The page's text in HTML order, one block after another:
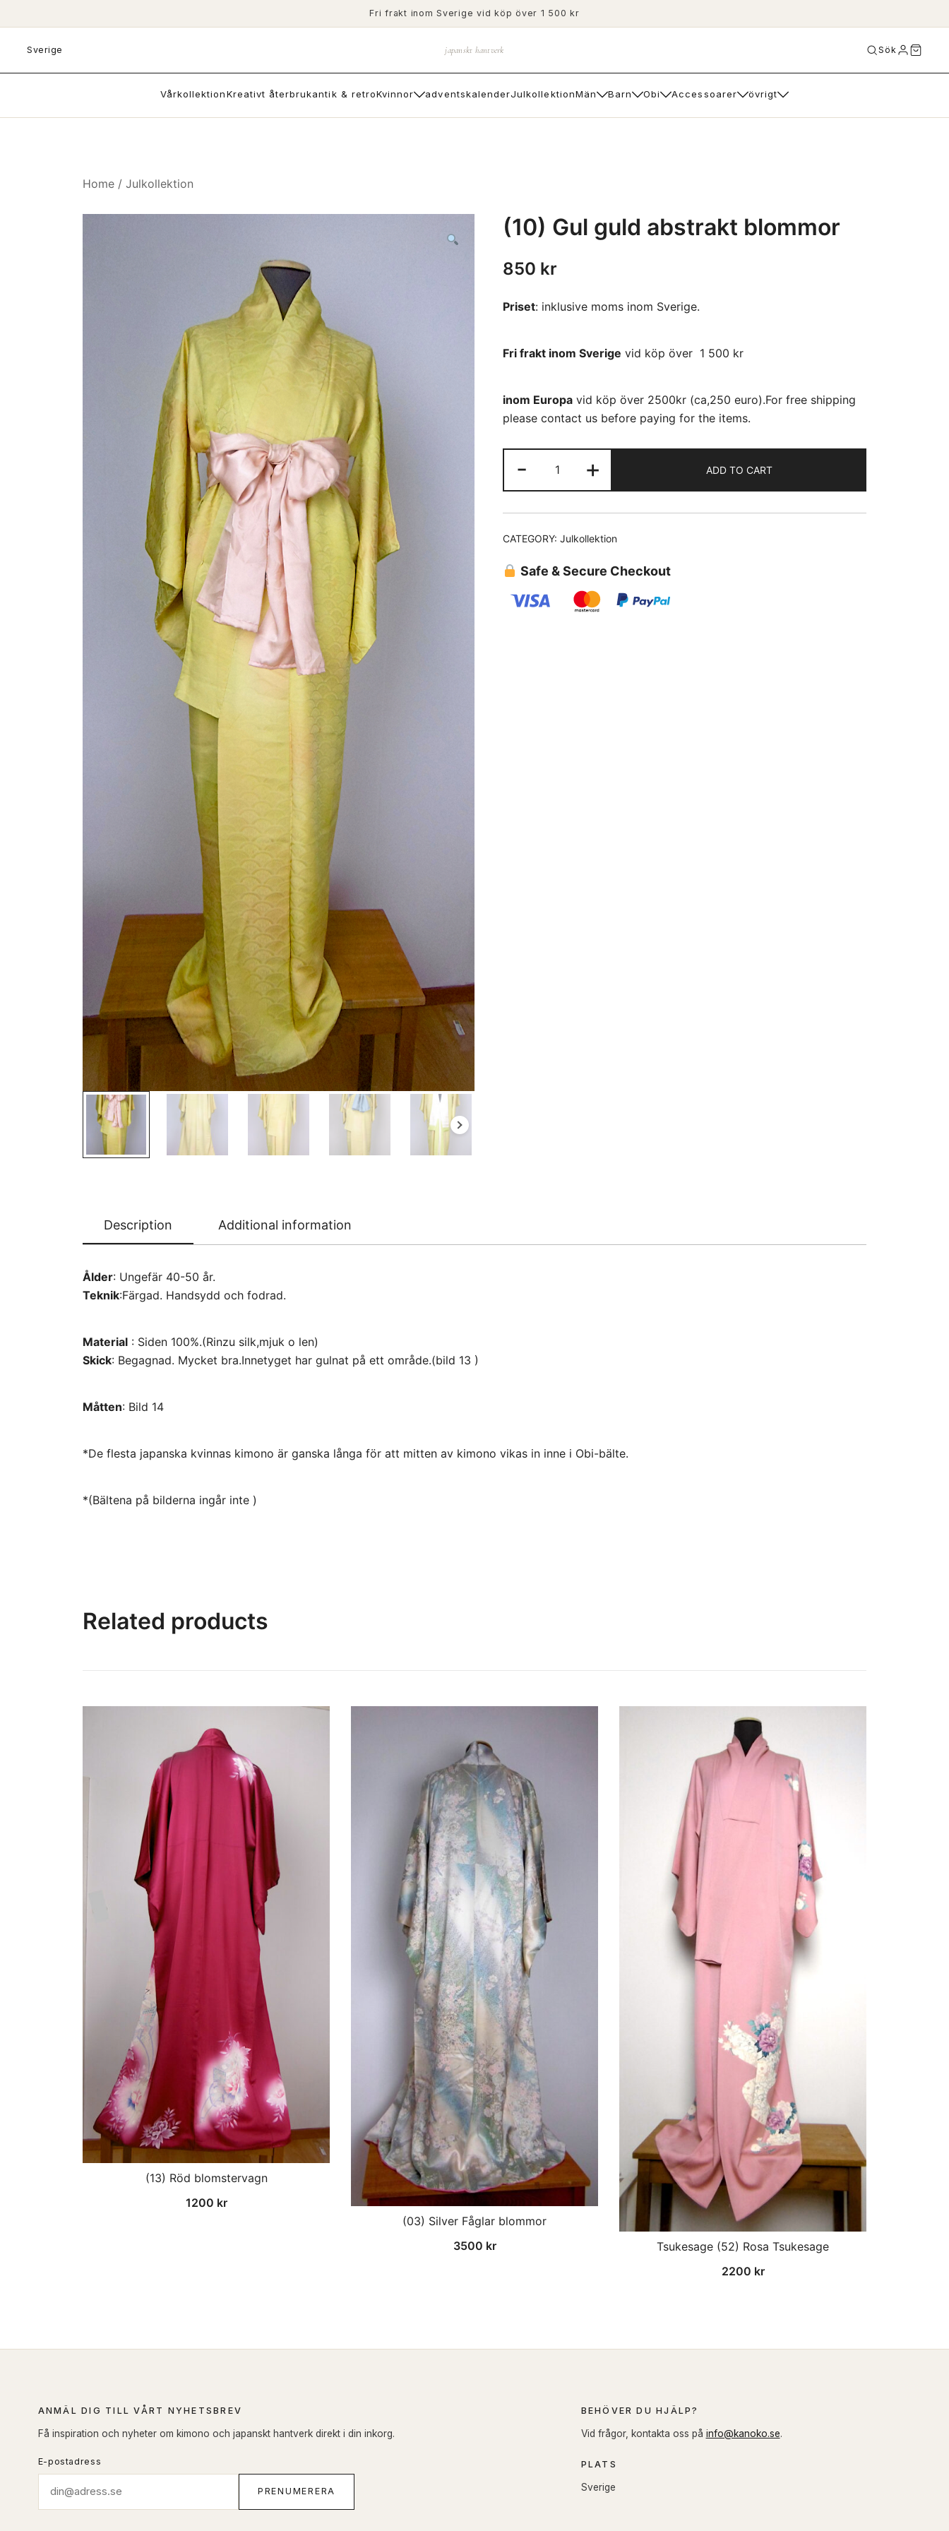
to
content
Fri frakt inom Sverige vid köp över 1 500 kr
Sverige japanskt hantverk Sök
VårkollektionKreativt återbrukantik & retroKvinnor adventskalenderJulkollektionMän Barn Obi Accessoarer övrigt
Home / Julkollektion
(10) Gul guld abstrakt blommor
850 kr
Priset: inklusive moms inom Sverige.
Fri frakt inom Sverige vid köp över 1 500 kr
inom Europa vid köp över 2500kr (ca,250 euro).For free shipping
please contact us before paying for the items.
-
Gul
guld
abstrakt
blommor
+ ADD TO CART
CATEGORY: Julkollektion
Safe & Secure Checkout
Description Additional information
Ålder: Ungefär 40-50 år.
Teknik:Färgad. Handsydd och fodrad.
Material : Siden 100%.(Rinzu silk,mjuk o len)
Skick: Begagnad. Mycket bra.Innetyget har gulnat på ett område.(bild 13 )
Måtten: Bild 14
*De flesta japanska kvinnas kimono är ganska långa för att mitten av kimono vikas in inne i Obi-bälte.
*(Bältena på bilderna ingår inte )
Related products
(13) Röd blomstervagn
1200 kr
(03) Silver Fåglar blommor
3500 kr
Tsukesage (52) Rosa Tsukesage
2200 kr
ANMÄL DIG TILL VÅRT NYHETSBREV
Få inspiration och nyheter om kimono och japanskt hantverk direkt i din inkorg.
E-postadress
PRENUMERERA
BEHÖVER DU HJÄLP?
Vid frågor, kontakta oss på info@kanoko.se.
PLATS
Sverige